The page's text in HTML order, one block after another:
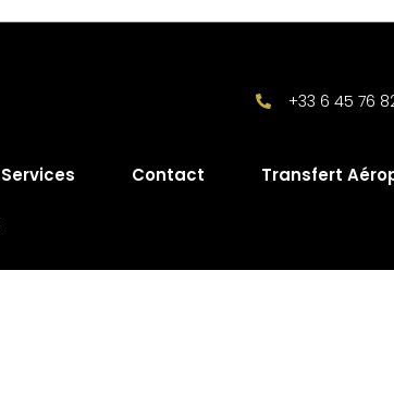
+33 6 45 76
Services Contact Transfert